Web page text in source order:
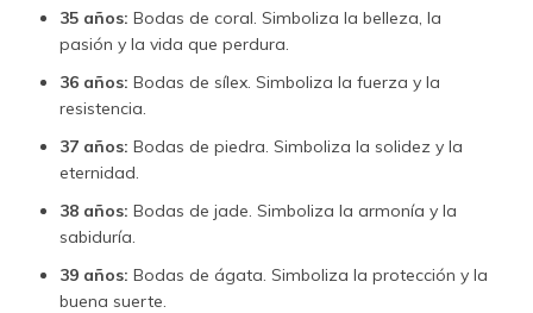
35 años: Bodas de coral. Simboliza la belleza, la
pasión y la vida que perdura.
36 años: Bodas de sílex. Simboliza la fuerza y la
resistencia.
37 años: Bodas de piedra. Simboliza la solidez y la
eternidad.
38 años: Bodas de jade. Simboliza la armonía y la
sabiduría.
39 años: Bodas de ágata. Simboliza la protección y la
buena suerte.